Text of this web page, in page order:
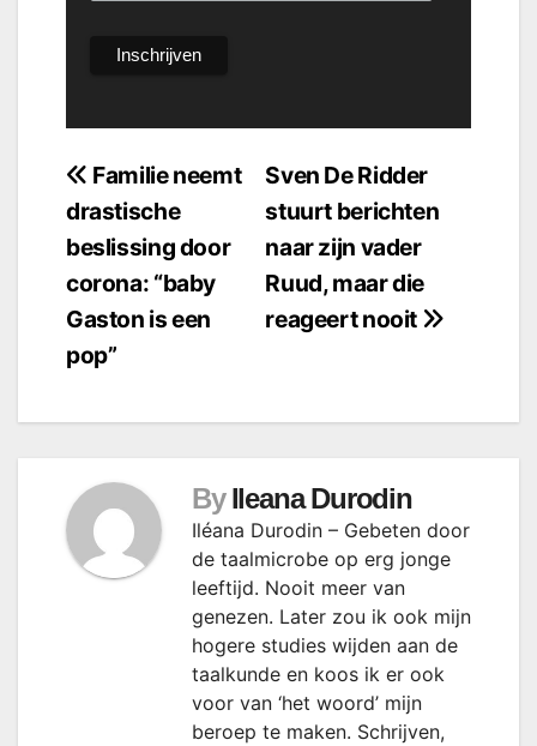
Bericht
navigatie
Sven De Ridder
stuurt berichten
naar zijn vader
Ruud, maar die
reageert nooit
Familie neemt
drastische
beslissing door
corona: “baby
Gaston is een
pop”
By Ileana Durodin
Iléana Durodin – Gebeten door
de taalmicrobe op erg jonge
leeftijd. Nooit meer van
genezen. Later zou ik ook mijn
hogere studies wijden aan de
taalkunde en koos ik er ook
voor van ‘het woord’ mijn
beroep te maken. Schrijven,